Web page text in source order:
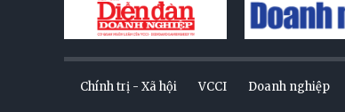
Chính trị - Xã hội VCCI Doanh nghiệp